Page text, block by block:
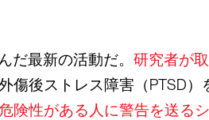
だ最新の活動だ。 研究者が
後ストレス障害（PTSD）
険性がある人に警告を送る